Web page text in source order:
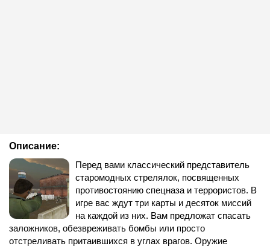
Описание:
Перед вами классический представитель
старомодных стрелялок, посвященных
противостоянию спецназа и террористов. В
игре вас ждут три карты и десяток миссий
на каждой из них. Вам предложат спасать
заложников, обезвреживать бомбы или просто
отстреливать притаившихся в углах врагов. Оружие